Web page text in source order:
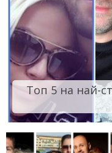
Топ 5 на най-